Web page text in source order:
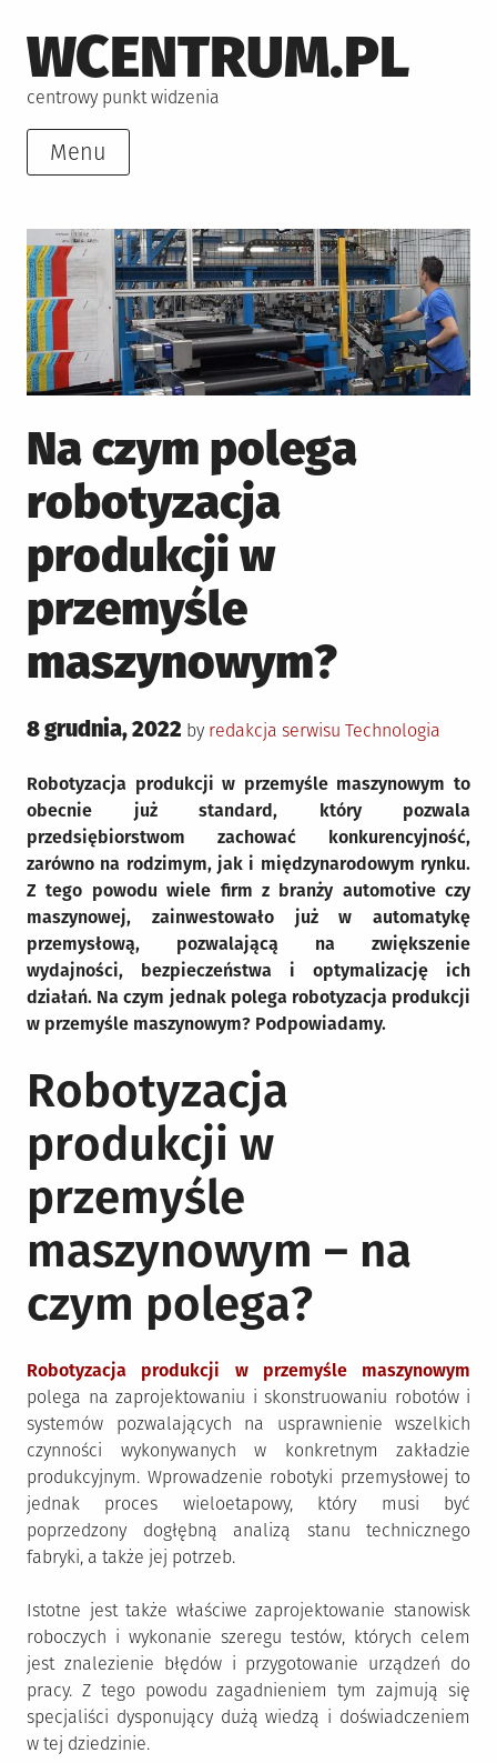
to
content
WCENTRUM.PL
centrowy punkt widzenia
Menu
Na czym polega
robotyzacja
produkcji w
przemyśle
maszynowym?
Posted
8 grudnia, 2022 by redakcja serwisu Posted
Technologia
Robotyzacja produkcji w przemyśle maszynowym to
obecnie już standard, który pozwala
przedsiębiorstwom zachować konkurencyjność,
zarówno na rodzimym, jak i międzynarodowym rynku.
Z tego powodu wiele firm z branży automotive czy
maszynowej, zainwestowało już w automatykę
przemysłową, pozwalającą na zwiększenie
wydajności, bezpieczeństwa i optymalizację ich
działań. Na czym jednak polega robotyzacja produkcji
w przemyśle maszynowym? Podpowiadamy.
Robotyzacja
produkcji w
przemyśle
maszynowym – na
czym polega?
Robotyzacja produkcji w przemyśle maszynowym
polega na zaprojektowaniu i skonstruowaniu robotów i
systemów pozwalających na usprawnienie wszelkich
czynności wykonywanych w konkretnym zakładzie
produkcyjnym. Wprowadzenie robotyki przemysłowej to
jednak proces wieloetapowy, który musi być
poprzedzony dogłębną analizą stanu technicznego
fabryki, a także jej potrzeb.
Istotne jest także właściwe zaprojektowanie stanowisk
roboczych i wykonanie szeregu testów, których celem
jest znalezienie błędów i przygotowanie urządzeń do
pracy. Z tego powodu zagadnieniem tym zajmują się
specjaliści dysponujący dużą wiedzą i doświadczeniem
w tej dziedzinie.